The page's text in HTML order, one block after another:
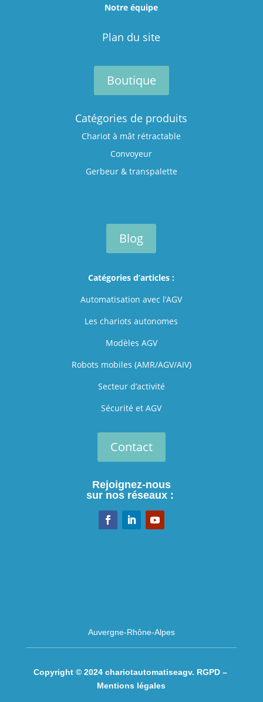
Notre équipe
Plan du site
Boutique
Catégories de produits
Chariot à mât rétractable
Convoyeur
Gerbeur & transpalette
Blog
Catégories d’articles :
Automatisation avec l’AGV
Les chariots autonomes
Modèles AGV
Robots mobiles (AMR/AGV/AIV)
Secteur d’activité
Sécurité et AGV
Contact
Rejoignez-nous
sur nos réseaux :
Auvergne-Rhône-Alpes
Copyright © 2024 chariotautomatiseagv. RGPD –
Mentions légales